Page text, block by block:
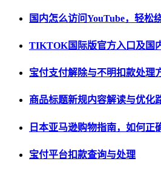
国内怎么访问YouTube，轻松
TIKTOK国际版官方入口及国
宝付支付解除与不明扣款处理
商品标题新规内容解读与优化
日本亚马逊购物指南，如何正
宝付平台扣款查询与处理